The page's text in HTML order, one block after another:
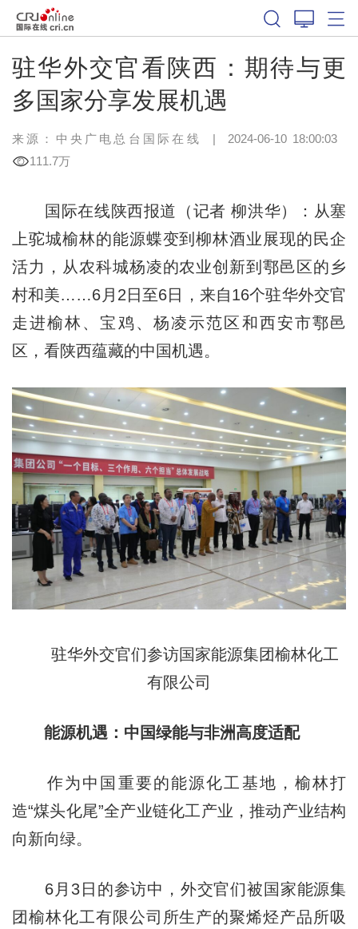
驻华外交官看陕西：期待与更
多国家分享发展机遇
来源：中央广电总台国际在线 | 2024-06-10 18:00:03
111.7万
国际在线陕西报道（记者 柳洪华）：从塞
上驼城榆林的能源蝶变到柳林酒业展现的民企
活力，从农科城杨凌的农业创新到鄠邑区的乡
村和美……6月2日至6日，来自16个驻华外交官
走进榆林、宝鸡、杨凌示范区和西安市鄠邑
区，看陕西蕴藏的中国机遇。
驻华外交官们参访国家能源集团榆林化工
有限公司
能源机遇：中国绿能与非洲高度适配
作为中国重要的能源化工基地，榆林打
造“煤头化尾”全产业链化工产业，推动产业结构
向新向绿。
6月3日的参访中，外交官们被国家能源集
团榆林化工有限公司所生产的聚烯烃产品所吸